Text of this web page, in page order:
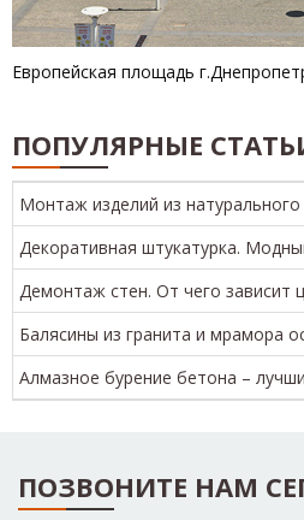
с.Капитановка
Европейская площадь
ПОПУЛЯРНЫЕ
Монтаж изделий из
Декоративная штукатурка.
Демонтаж стен. От чего зависит
Балясины из гранита и мрамора
Алмазное бурение бетона –
ПОЗВОНИТЕ НАМ